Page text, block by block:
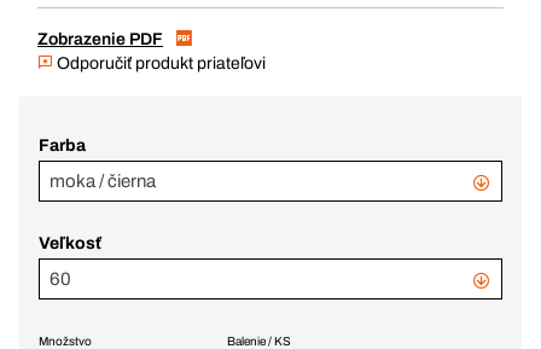
Zobrazenie PDF
Odporučiť produkt priateľovi
Farba
moka / čierna
Veľkosť
60
Balenie / KS
Množstvo